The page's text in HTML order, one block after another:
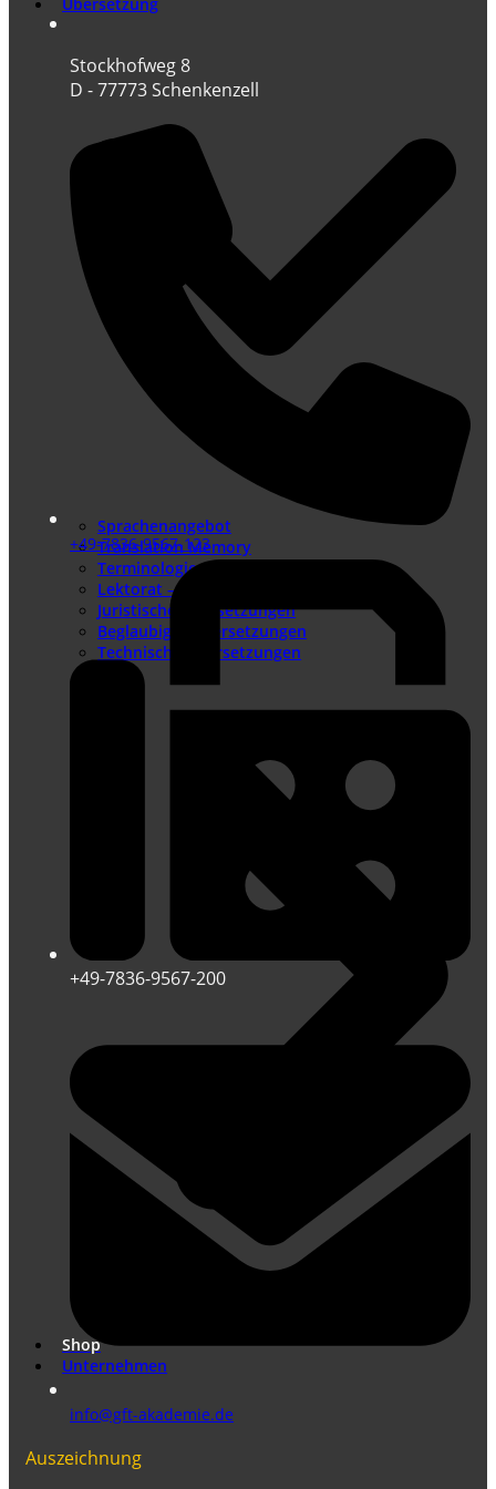
Übersetzung
Sprachenangebot
Translation Memory
Terminologiemanagement
Lektorat – Fremdsprachenlektorat
Juristische Übersetzungen
Beglaubigte Übersetzungen
Technische Übersetzungen
Shop
Unternehmen
Stockhofweg 8
D - 77773 Schenkenzell
+49-7836-9567-123
+49-7836-9567-200
info@gft-akademie.de
Auszeichnung